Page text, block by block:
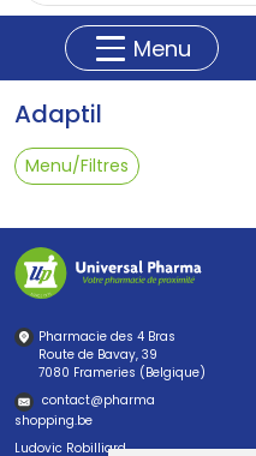
Menu
Adaptil
Menu/Filtres
Pharmacie des 4 Bras
Route de Bavay, 39
7080 Frameries (Belgique)
contact@pharma
shopping.be
Ludovic Robilliard